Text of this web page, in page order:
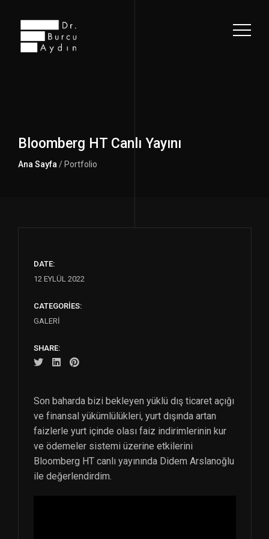
Bloomberg HT Canlı Yayını
Ana Sayfa / Portfolio
DATE:
12 EYLÜL 2022
CATEGORIES:
GALERI
SHARE:
Son baharda bizi bekleyen yüklü dış ticaret açığı
ve finansal yükümlülükleri, yurt dışında artan
faizlerle yurt içinde olası faiz indirimlerinin kur
ve ödemeler sistemi üzerine etkilerini
Bloomberg HT canlı yayınında Didem Arslanoğlu
ile değerlendirdim.